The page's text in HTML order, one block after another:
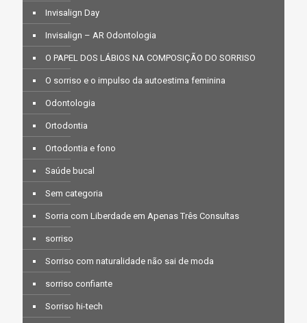
Invisalign Day
Invisalign – AR Odontologia
O PAPEL DOS LÁBIOS NA COMPOSIÇÃO DO SORRISO
O sorriso e o impulso da autoestima feminina
Odontologia
Ortodontia
Ortodontia e fono
Saúde bucal
Sem categoria
Sorria com Liberdade em Apenas Três Consultas
sorriso
Sorriso com naturalidade não sai de moda
sorriso confiante
Sorriso hi-tech